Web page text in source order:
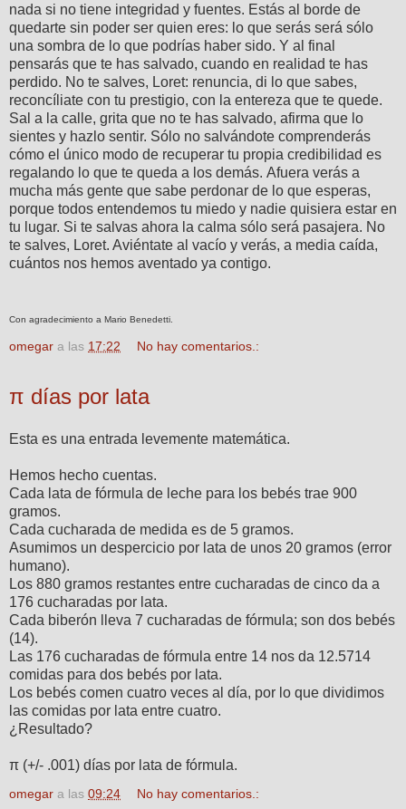
nada si no tiene integridad y fuentes. Estás al borde de
quedarte sin poder ser quien eres: lo que serás será sólo
una sombra de lo que podrías haber sido. Y al final
pensarás que te has salvado, cuando en realidad te has
perdido. No te salves, Loret: renuncia, di lo que sabes,
reconcíliate con tu prestigio, con la entereza que te quede.
Sal a la calle, grita que no te has salvado, afirma que lo
sientes y hazlo sentir. Sólo no salvándote comprenderás
cómo el único modo de recuperar tu propia credibilidad es
regalando lo que te queda a los demás. Afuera verás a
mucha más gente que sabe perdonar de lo que esperas,
porque todos entendemos tu miedo y nadie quisiera estar en
tu lugar. Si te salvas ahora la calma sólo será pasajera. No
te salves, Loret. Aviéntate al vacío y verás, a media caída,
cuántos nos hemos aventado ya contigo.
Con agradecimiento a Mario Benedetti.
omegar a las 17:22 No hay comentarios.:
π días por lata
Esta es una entrada levemente matemática.
Hemos hecho cuentas.
Cada lata de fórmula de leche para los bebés trae 900
gramos.
Cada cucharada de medida es de 5 gramos.
Asumimos un despercicio por lata de unos 20 gramos (error
humano).
Los 880 gramos restantes entre cucharadas de cinco da a
176 cucharadas por lata.
Cada biberón lleva 7 cucharadas de fórmula; son dos bebés
(14).
Las 176 cucharadas de fórmula entre 14 nos da 12.5714
comidas para dos bebés por lata.
Los bebés comen cuatro veces al día, por lo que dividimos
las comidas por lata entre cuatro.
¿Resultado?
π (+/- .001) días por lata de fórmula.
omegar a las 09:24 No hay comentarios.: